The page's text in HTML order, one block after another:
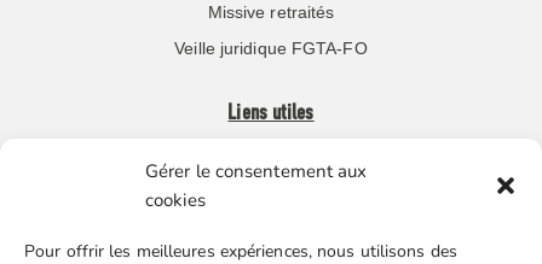
Gérer le consentement aux
cookies
Pour offrir les meilleures expériences, nous utilisons des
Missive retraités
Veille juridique FGTA-FO
Liens utiles
Boutique en ligne
Nos partenaires